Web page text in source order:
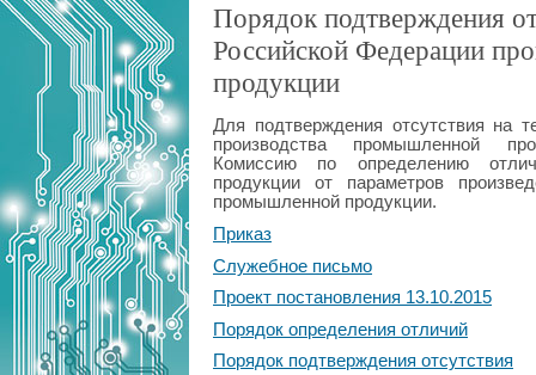
Порядок подтверждения
Российской Федерации
продукции
Для подтверждения отсутствия на
производства промышленной
Комиссию по определению
продукции от параметров
промышленной продукции.
Приказ
Служебное письмо
Проект постановления 13.10.2015
Порядок определения отличий
Порядок подтверждения отсутствия